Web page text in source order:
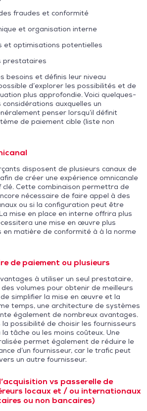
fraudes et conformité
et organisation interne
et optimisations potentielles
prestataires
besoins et définis leur niveau
d’explorer les possibilités et de
plus approfondie. Voici quelques-
auxquelles un
penser lorsqu’il définit
de paiement cible (liste non
disposent de plusieurs canaux de
de créer une expérience omnicanale
Cette combinaison permettra de
nécessaire de faire appel à des
ou si la configuration peut être
mise en place en interne offrira plus
une mise en œuvre plus
en matière de conformité à à la norme
de paiement ou plusieurs
à utiliser un seul prestataire,
volumes pour obtenir de meilleurs
simplifier la mise en œuvre et la
temps, une architecture de systèmes
également de nombreux avantages.
la possibilité de choisir les fournisseurs
tâche ou les moins coûteux. Une
permet également de réduire le
d’un fournisseur, car le trafic peut
un autre fournisseur.
vs passerelle de
locaux et / ou internationaux
ou non bancaires)